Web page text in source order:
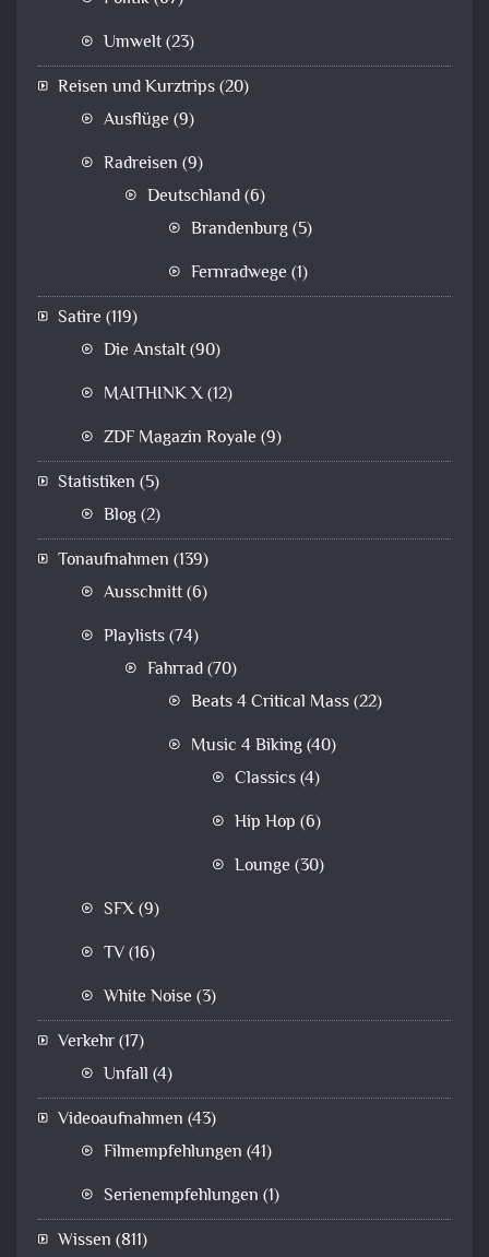
Umwelt(23)
Reisen und Kurztrips(20)
Ausflüge (9)
Radreisen (9)
Deutschland(6)
Brandenburg(5)
Fernradwege (1)
Satire (119)
Die Anstalt(90)
MAITHINK X(12)
ZDF Magazin Royale (9)
Statistiken (5)
Blog(2)
Tonaufnahmen (139)
Ausschnitt(6)
Playlists(74)
Fahrrad(70)
Beats 4 Critical Mass(22)
Music 4 Biking(40)
Classics(4)
Hip Hop (6)
Lounge (30)
SFX(9)
TV(16)
White Noise (3)
Verkehr(17)
Unfall (4)
Videoaufnahmen (43)
Filmempfehlungen (41)
Serienempfehlungen (1)
Wissen (811)